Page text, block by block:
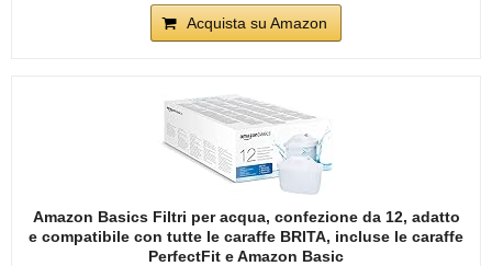
Acquista su Amazon
Amazon Basics Filtri per acqua, confezione da 12, adatto
e compatibile con tutte le caraffe BRITA, incluse le caraffe
PerfectFit e Amazon Basic